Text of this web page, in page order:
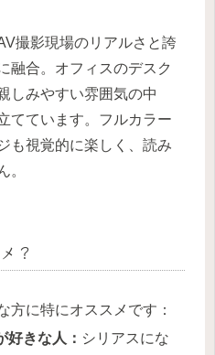
撮影現場のリアルさと誇
融合。オフィスのデスク
しみやすい雰囲気の中
てています。フルカラー
も視覚的に楽しく、読み
。
？
方に特にオススメです：
好きな人： シリアスにな